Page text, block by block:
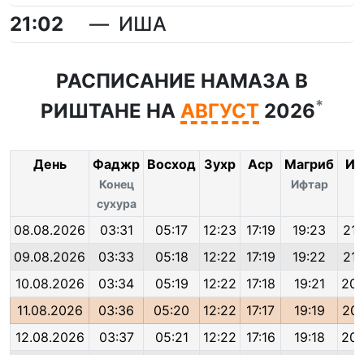
21:02 ИША
РАСПИСАНИЕ НАМАЗА В
РИШТАНЕ НА АВГУСТ 2026*
День Фаджр
Конец
сухура
Восход Зухр Аср Магриб
Ифтар
08.08.2026 03:31 05:17 12:23 17:19 19:23
09.08.2026
03:33 05:18 12:22 17:19 19:22
10.08.2026
03:34 05:19 12:22 17:18 19:21
11.08.2026
03:36 05:20 12:22 17:17 19:19
12.08.2026
03:37 05:21 12:22 17:16 19:18